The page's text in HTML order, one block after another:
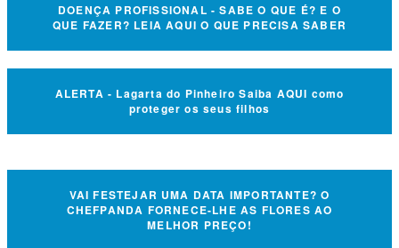
DOENÇA PROFISSIONAL - SABE O QUE É? E O
QUE FAZER? LEIA AQUI O QUE PRECISA SABER
ALERTA - Lagarta do Pinheiro Saiba AQUI como
proteger os seus filhos
VAI FESTEJAR UMA DATA IMPORTANTE? O
CHEFPANDA FORNECE-LHE AS FLORES AO
MELHOR PREÇO!